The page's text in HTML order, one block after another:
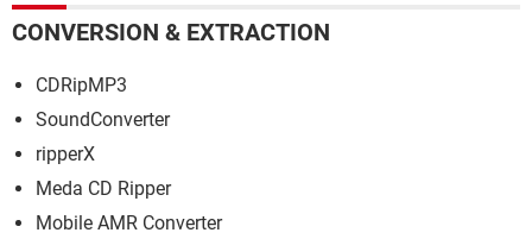
CONVERSION & EXTRACTION
CDRipMP3
SoundConverter
ripperX
Meda CD Ripper
Mobile AMR Converter